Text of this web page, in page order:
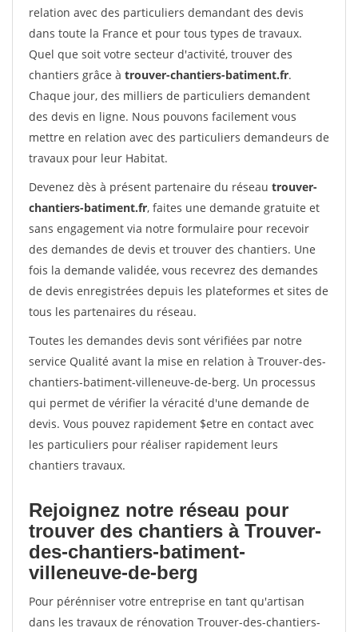
relation avec des particuliers demandant des devis
dans toute la France et pour tous types de travaux.
Quel que soit votre secteur d'activité, trouver des
chantiers grâce à trouver-chantiers-batiment.fr.
Chaque jour, des milliers de particuliers demandent
des devis en ligne. Nous pouvons facilement vous
mettre en relation avec des particuliers demandeurs de
travaux pour leur Habitat.
Devenez dès à présent partenaire du réseau trouver-
chantiers-batiment.fr, faites une demande gratuite et
sans engagement via notre formulaire pour recevoir
des demandes de devis et trouver des chantiers. Une
fois la demande validée, vous recevrez des demandes
de devis enregistrées depuis les plateformes et sites de
tous les partenaires du réseau.
Toutes les demandes devis sont vérifiées par notre
service Qualité avant la mise en relation à Trouver-des-
chantiers-batiment-villeneuve-de-berg. Un processus
qui permet de vérifier la véracité d'une demande de
devis. Vous pouvez rapidement $etre en contact avec
les particuliers pour réaliser rapidement leurs
chantiers travaux.
Rejoignez notre réseau pour
trouver des chantiers à Trouver-
des-chantiers-batiment-
villeneuve-de-berg
Pour pérénniser votre entreprise en tant qu'artisan
dans les travaux de rénovation Trouver-des-chantiers-